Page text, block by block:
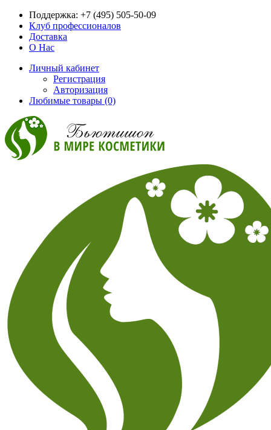
Поддержка: +7 (495) 505-50-09
Клуб профессионалов
Доставка
О Нас
Личный кабинет
Регистрация
Авторизация
Любимые товары (0)